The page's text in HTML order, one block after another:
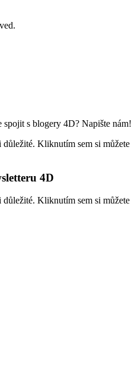
spojit s blogery 4D? Napište nám!
Kliknutím sem si můžete
4D
Kliknutím sem si můžete